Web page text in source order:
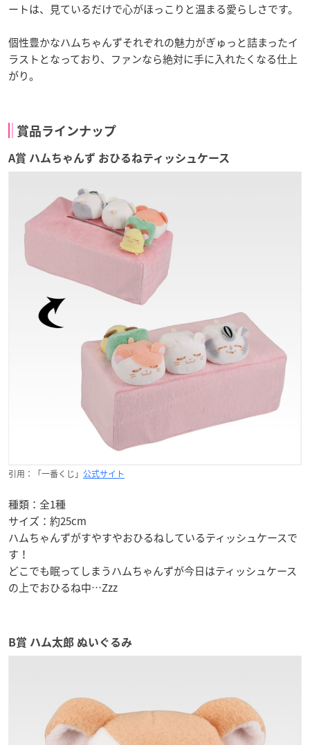
ートは、見ているだけで心がほっこりと温まる愛らしさです。
個性豊かなハムちゃんずそれぞれの魅力がぎゅっと詰まったイ
ラストとなっており、ファンなら絶対に手に入れたくなる仕上
がり。
賞品ラインナップ
A賞 ハムちゃんず おひるねティッシュケース
引用：「一番くじ」 公式サイト
種類：全1種
サイズ：約25cm
ハムちゃんずがすやすやおひるねしているティッシュケースで
す！
どこでも眠ってしまうハムちゃんずが今日はティッシュケース
の上でおひるね中…Zzz
B賞 ハム太郎 ぬいぐるみ